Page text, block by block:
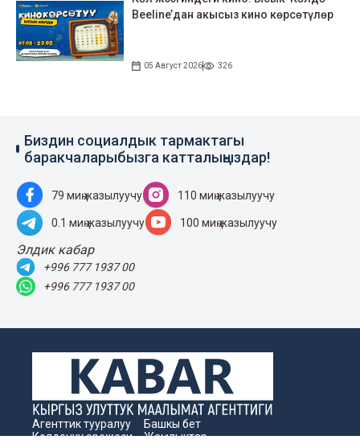
Beeline’дан акысыз кино көрсөтүлөр
05 Август 2026 326
Биздин социалдык тармактагы
баракчаларыбызга катталыңыздар!
79 миң жазылуучу 110 миң жазылуучу
0.1 миң жазылуучу 100 миң жазылуучу
Элдик кабар
+996 777 1937 00
+996 777 1937 00
Агенттик тууралуу
Колдонуу эрежеси
Башкы бет
Жаңылыктар